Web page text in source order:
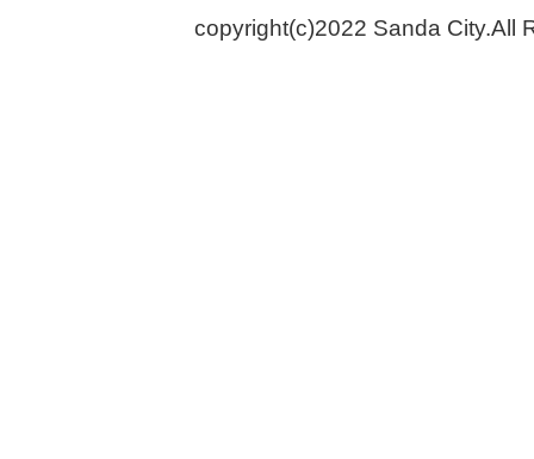
copyright(c)2022 Sanda City.All